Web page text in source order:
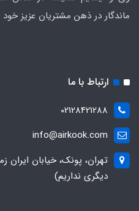
ماندگار در ذهن مشتریان عزیز خود
ارتباط با ما
02128421288
info@airkook.com
دیگری نداریم)